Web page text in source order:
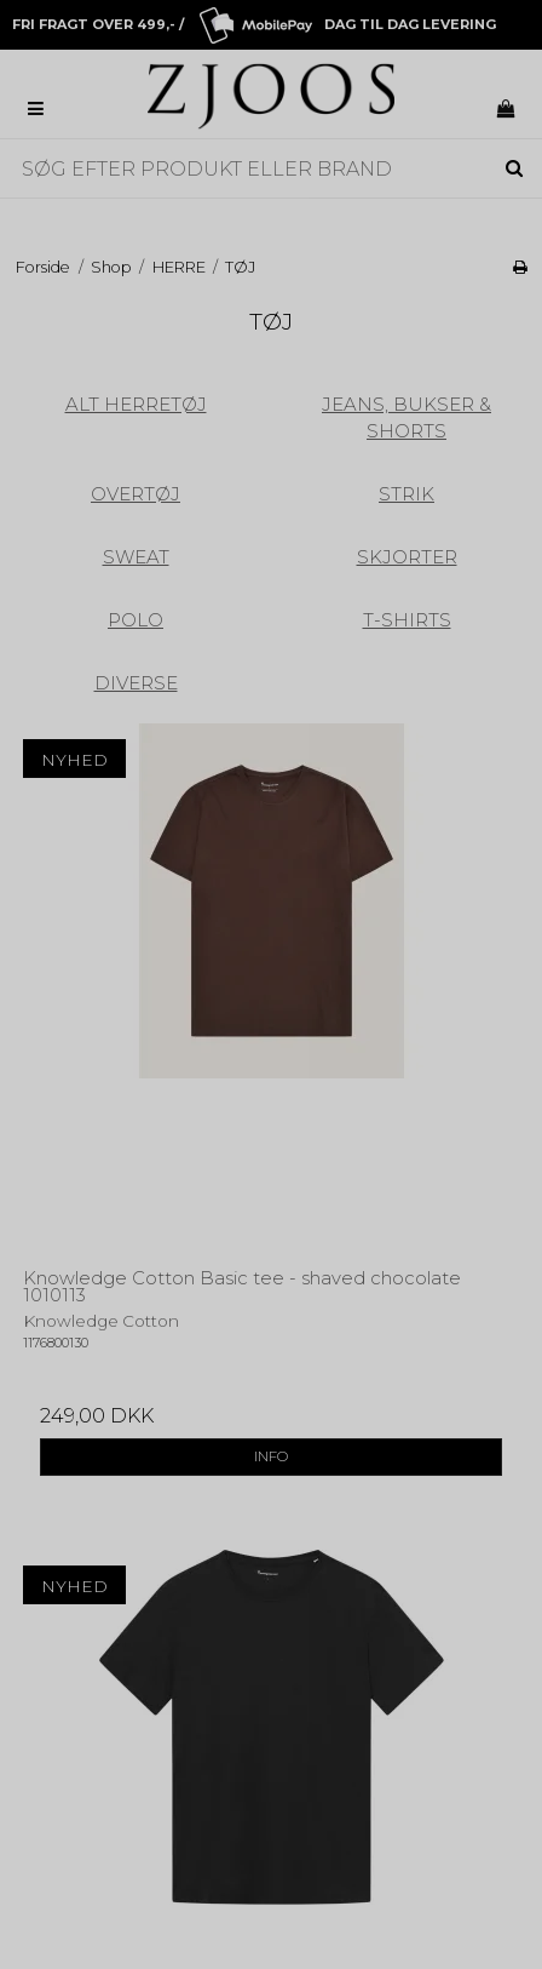
FRI FRAGT OVER 499,- / DAG TIL DAG LEVERING
Forside / Shop / HERRE / TØJ
TØJ
ALT HERRETØJ
JEANS, BUKSER &
SHORTS
OVERTØJ STRIK
SWEAT SKJORTER
POLO T-SHIRTS
DIVERSE
NYHED
Knowledge Cotton Basic tee - shaved chocolate
1010113
Knowledge Cotton
1176800130
249,00 DKK
INFO
NYHED